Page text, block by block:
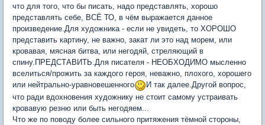
что для того, что бы писать, надо представлять, хорошо
представлять себе, ВСЁ ТО, в чём выражается данное
произведение.Для художника - если не увидеть, то ХОРОШО
представить картину, не важно, закат ли это над морем, или
кровавая, мясная битва, или негодяй, стреляющий в
спину.ПРЕДСТАВИТЬ.Для писателя - НЕОБХОДИМО мысленно
вселиться/прожить за каждого героя, неважно, плохого, хорошего
или нейтрально-уравновешенного
И так далее.Другой вопрос,
что ради вдохновения художнику не стоит самому устраивать
кровавую резню или быть негодяем...
Что же по поводу более сильного притяжения тёмной стороны,